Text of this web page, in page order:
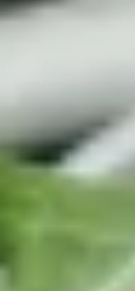
Qualitätsansprüchen
und fast alle aus
hergestellt. Der
Rohstoffe ist für uns
legen großen Wert
Reinheit unserer
in kleinen Chargen
Die Vielfalt unserer
du nach einer